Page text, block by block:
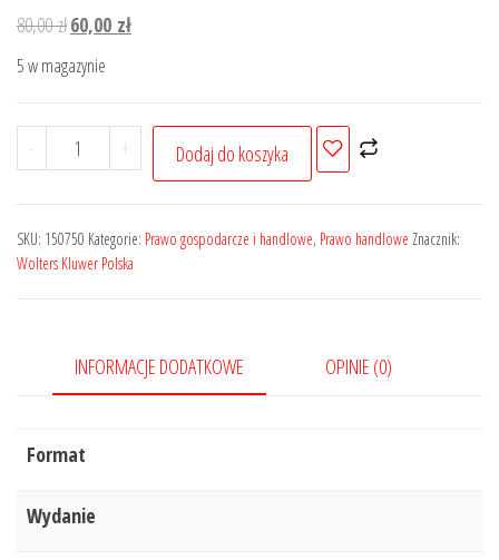
80,00złPierwotna
cena
wynosiła:
60,00 złAktualna
5 w magazynie
-
ilość
Przegląd
Handlowego
-
+ Dodaj do koszyka
SKU: 150750 Kategorie: Prawo gospodarcze i handlowe, Prawo handlowe Znacznik:
Wolters Kluwer Polska
INFORMACJE DODATKOWE OPINIE (0)
Format
Wydanie